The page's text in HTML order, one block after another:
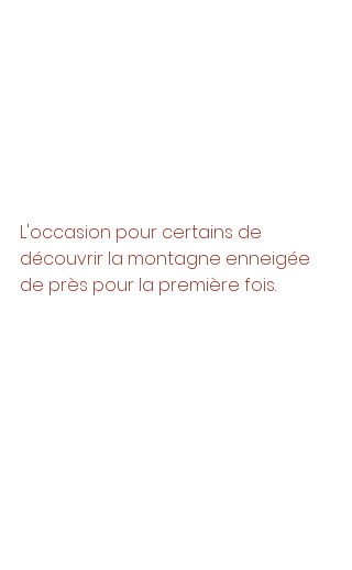
L'occasion pour certains de
découvrir la montagne enneigée
de près pour la première fois.